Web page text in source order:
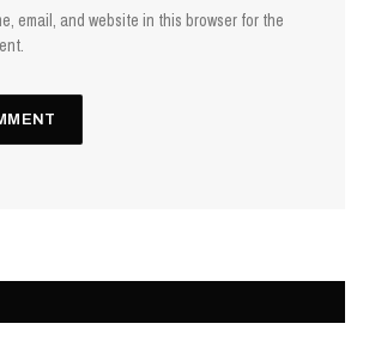
email, and website in this browser for the